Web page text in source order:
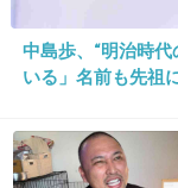
長澤まさみ可
サエコの隣だ
中島歩、“明治時
いる」名前も先祖